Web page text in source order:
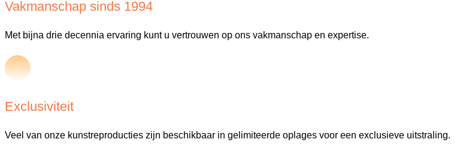
Vakmanschap sinds 1994
Met bijna drie decennia ervaring kunt u vertrouwen op ons vakmanschap en expertise.
Exclusiviteit
Veel van onze kunstreproducties zijn beschikbaar in gelimiteerde oplages voor een exclusieve uitstraling.